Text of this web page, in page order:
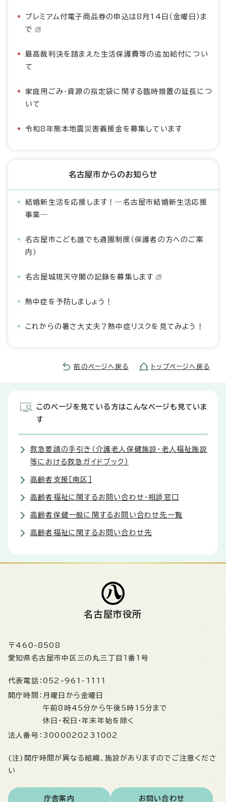
プレミアム付電子商品券の申込は8月14日（金曜日）ま
で
最高裁判決を踏まえた生活保護費等の追加給付につい
て
家庭用ごみ・資源の指定袋に関する臨時措置の延長につ
いて
令和8年熊本地震災害義援金を募集しています
名古屋市からのお知らせ
結婚新生活を応援します！―名古屋市結婚新生活応援
事業―
名古屋市こども誰でも通園制度（保護者の方へのご案
内）
名古屋城現天守閣の記録を募集します
熱中症を予防しましょう！
これからの暑さ大丈夫？熱中症リスクを見てみよう！
前のページへ戻る トップページへ戻る
このページを見ている方はこんなページも見ていま
す
救急要請の手引き（介護老人保健施設・老人福祉施設
等における救急ガイドブック）
高齢者支援［南区］
高齢者福祉に関するお問い合わせ・相談窓口
高齢者保健一般に関するお問い合わせ先一覧
高齢者福祉に関するお問い合わせ先
名古屋市役所
〒460-8508
愛知県名古屋市中区三の丸三丁目1番1号
代表電話： 052-961-1111
開庁時間： 月曜日から金曜日
午前8時45分から午後5時15分まで
休日・祝日・年末年始を除く
法人番号： 3000020231002
(注)開庁時間が異なる組織、施設がありますのでご注意くださ
い
庁舎案内 お問い合わせ